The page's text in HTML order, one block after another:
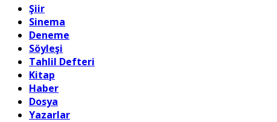
Şiir
Sinema
Deneme
Söyleşi
Tahlil Defteri
Kitap
Haber
Dosya
Yazarlar